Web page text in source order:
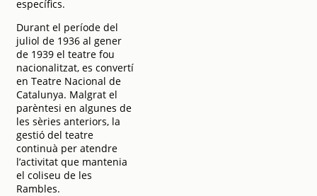
específics.
Durant el període del
juliol de 1936 al gener
de 1939 el teatre fou
nacionalitzat, es convertí
en Teatre Nacional de
Catalunya. Malgrat el
parèntesi en algunes de
les sèries anteriors, la
gestió del teatre
continuà per atendre
l’activitat que mantenia
el coliseu de les
Rambles.